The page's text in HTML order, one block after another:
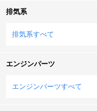
排気系
排気系すべて
エンジンパーツ
エンジンパーツすべて